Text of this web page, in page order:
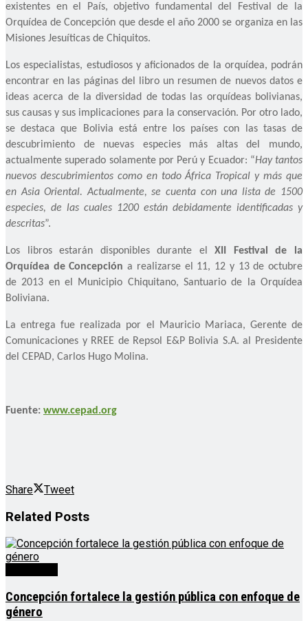
existentes en el País, objetivo fundamental del Festival de la
Orquídea de Concepción que desde el año 2000 se organiza en las
Misiones Jesuíticas de Chiquitos.
Los especialistas, estudiosos y aficionados de la orquídea, podrán
encontrar en las páginas del libro un resumen de nuevos datos e
ideas acerca de la diversidad de todas las orquídeas bolivianas,
sus causas y sus implicaciones para la conservación. Por otro lado,
se destaca que Bolivia está entre los países con las tasas de
descubrimiento de nuevas especies más altas del mundo,
actualmente superado solamente por Perú y Ecuador: “Hay tantos
nuevos descubrimientos como en todo África Tropical y más que
en Asia Oriental. Actualmente, se cuenta con una lista de 1500
especies, de las cuales 1200 están debidamente identificadas y
descritas”.
Los libros estarán disponibles durante elXII Festival de la
Orquídea de Concepción a realizarse el 11, 12 y 13 de octubre
de 2013 en el Municipio Chiquitano, Santuario de la Orquídea
Boliviana.
La entrega fue realizada por el Mauricio Mariaca, Gerente de
Comunicaciones y RREE de Repsol E&P Bolivia S.A. al Presidente
del CEPAD, Carlos Hugo Molina.
Fuente: www.cepad.org
Share Tweet
Related Posts
Concepción fortalece la gestión pública con enfoque de
género